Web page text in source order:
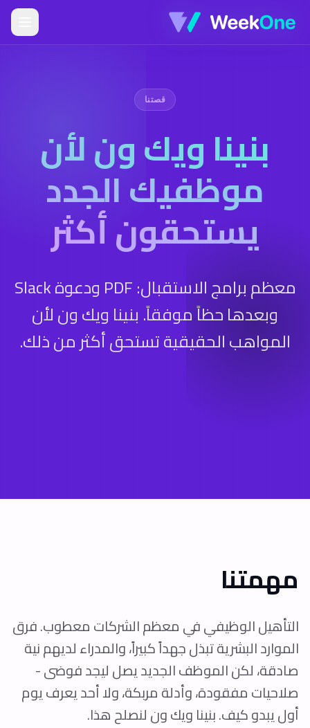
قصتنا
بنينا ويك ون لأن
موظفيك الجدد
يستحقون أكثر
معظم برامج الاستقبال: PDF ودعوة Slack
وبعدها حظاً موفقاً. بنينا ويك ون لأن
المواهب الحقيقية تستحق أكثر من ذلك.
مهمتنا
التأهيل الوظيفي في معظم الشركات معطوب. فرق
الموارد البشرية تبذل جهداً كبيراً، والمدراء لديهم نية
صادقة، لكن الموظف الجديد يصل ليجد فوضى -
صلاحيات مفقودة، وأدلة مربكة، ولا أحد يعرف يوم
أول يبدو كيف. بنينا ويك ون لنصلح هذا.